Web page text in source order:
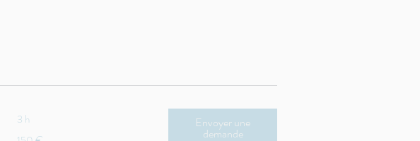
3 h Envoyer une
demande